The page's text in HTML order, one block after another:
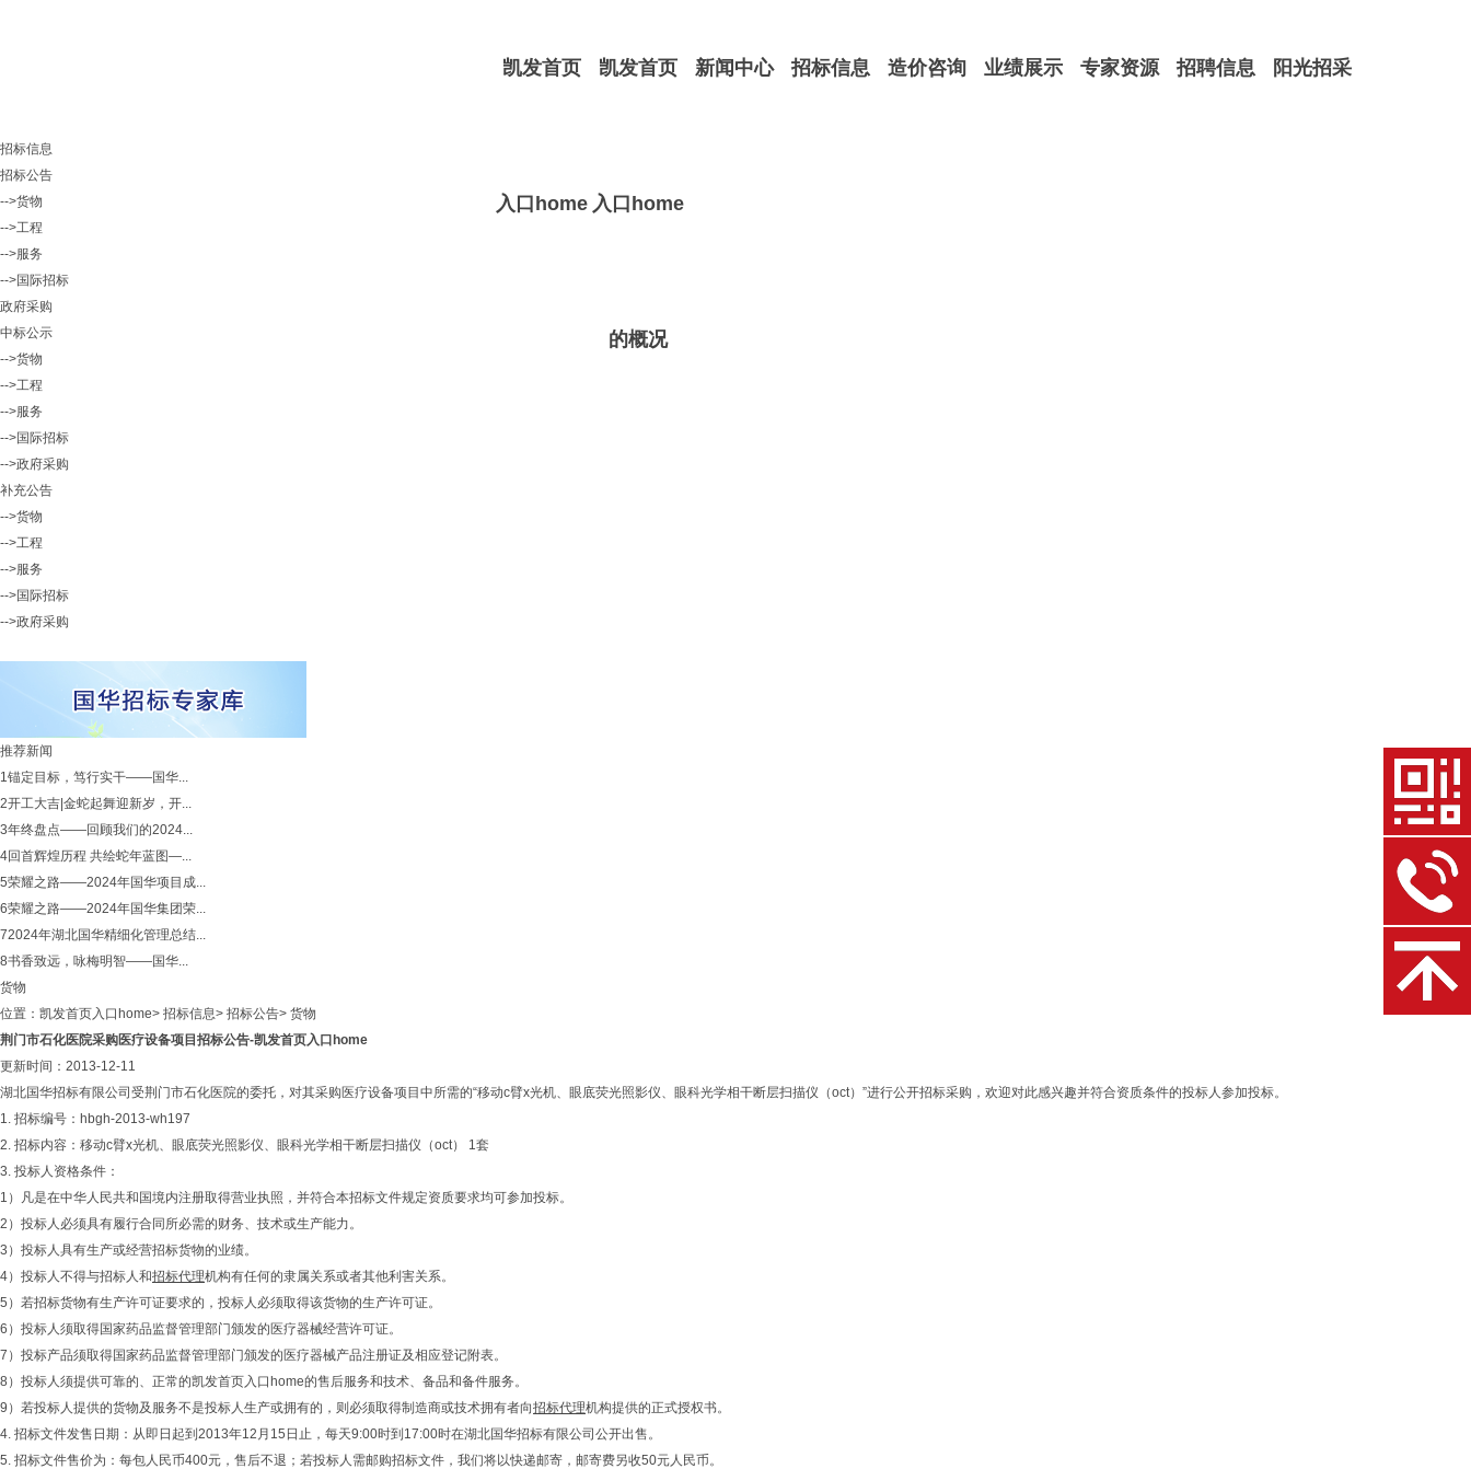
凯发首页
入口home
凯发首页
入口home
的概况
新闻中心 招标信息 造价咨询 业绩展示 专家资源 招聘信息 阳光招采
招标信息
招标公告
-->货物
-->工程
-->服务
-->国际招标
政府采购
中标公示
-->货物
-->工程
-->服务
-->国际招标
-->政府采购
补充公告
-->货物
-->工程
-->服务
-->国际招标
-->政府采购
推荐新闻
1锚定目标，笃行实干——国华...
2开工大吉|金蛇起舞迎新岁，开...
3年终盘点——回顾我们的2024...
4回首辉煌历程 共绘蛇年蓝图—...
5荣耀之路——2024年国华项目成...
6荣耀之路——2024年国华集团荣...
72024年湖北国华精细化管理总结...
8书香致远，咏梅明智——国华...
货物
位置： 凯发首页入口home> 招标信息> 招标公告> 货物
荆门市石化医院采购医疗设备项目招标公告-凯发首页入口home
更新时间：2013-12-11
湖北国华招标有限公司受荆门市石化医院的委托，对其采购医疗设备项目中所需的“移动c臂x光机、眼底荧光照影仪、眼科光学相干断层扫描仪（oct）”进行公开招标采购，欢迎对此感兴趣并符合资质条件的投标人参加投标。
1. 招标编号：hbgh-2013-wh197
2. 招标内容：移动c臂x光机、眼底荧光照影仪、眼科光学相干断层扫描仪（oct） 1套
3. 投标人资格条件：
1）凡是在中华人民共和国境内注册取得营业执照，并符合本招标文件规定资质要求均可参加投标。
2）投标人必须具有履行合同所必需的财务、技术或生产能力。
3）投标人具有生产或经营招标货物的业绩。
4）投标人不得与招标人和招标代理机构有任何的隶属关系或者其他利害关系。
5）若招标货物有生产许可证要求的，投标人必须取得该货物的生产许可证。
6）投标人须取得国家药品监督管理部门颁发的医疗器械经营许可证。
7）投标产品须取得国家药品监督管理部门颁发的医疗器械产品注册证及相应登记附表。
8）投标人须提供可靠的、正常的凯发首页入口home的售后服务和技术、备品和备件服务。
9）若投标人提供的货物及服务不是投标人生产或拥有的，则必须取得制造商或技术拥有者向招标代理机构提供的正式授权书。
4. 招标文件发售日期：从即日起到2013年12月15日止，每天9:00时到17:00时在湖北国华招标有限公司公开出售。
5. 招标文件售价为：每包人民币400元，售后不退；若投标人需邮购招标文件，我们将以快递邮寄，邮寄费另收50元人民币。